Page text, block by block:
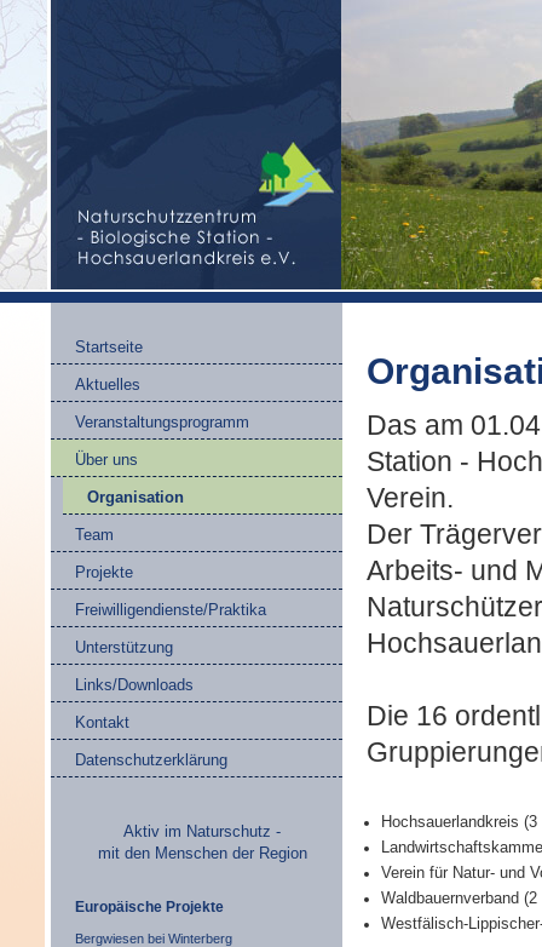
Startseite
Aktuelles
Veranstaltungsprogramm
Über uns
Organisation
Team
Projekte
Freiwilligendienste/Praktika
Unterstützung
Links/Downloads
Kontakt
Datenschutzerklärung
Aktiv im Naturschutz -
mit den Menschen der Region
Europäische Projekte
Bergwiesen bei Winterberg
Das am
Station -
Verein.
Der
Arbeits- und
Die 16
Hochsauerlandkreis (3
Verein für Natur- und
Waldbauernverband (2
Westfälisch-